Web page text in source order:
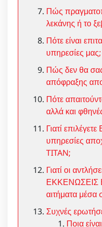
Πώς
λεκάνης ή το
Πότε είναι
υπηρεσίες μας;
Πώς δεν θα
απόφραξης
Πότε
αλλά και
Γιατί
υπηρεσίες
TITAN;
Γιατί οι
ΕΚΚΕΝΩΣΕΙΣ
αιτήματα μέσα
Συχνές
Ποια